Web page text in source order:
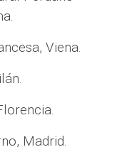
Viena.
Madrid.